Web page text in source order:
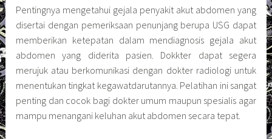
Pentingnya mengetahui gejala penyakit akut abdomen yang
disertai dengan pemeriksaan penunjang berupa USG dapat
memberikan ketepatan dalam mendiagnosis gejala akut
abdomen yang diderita pasien. Dokkter dapat segera
merujuk atau berkomunikasi dengan dokter radiologi untuk
menentukan tingkat kegawatdarutannya. Pelatihan ini sangat
penting dan cocok bagi dokter umum maupun spesialis agar
mampu menangani keluhan akut abdomen secara tepat.